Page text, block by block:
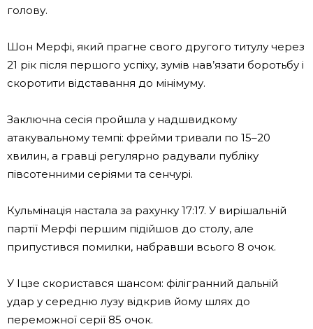
голову.
Шон Мерфі, який прагне свого другого титулу через
21 рік після першого успіху, зумів нав’язати боротьбу і
скоротити відставання до мінімуму.
Заключна сесія пройшла у надшвидкому
атакувальному темпі: фрейми тривали по 15–20
хвилин, а гравці регулярно радували публіку
півсотенними серіями та сенчурі.
Кульмінація настала за рахунку 17:17. У вирішальній
партії Мерфі першим підійшов до столу, але
припустився помилки, набравши всього 8 очок.
У Іцзе скористався шансом: філігранний дальній
удар у середню лузу відкрив йому шлях до
переможної серії 85 очок.